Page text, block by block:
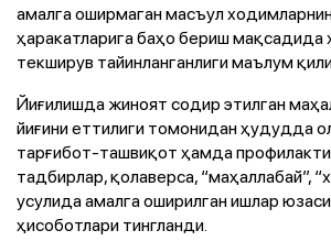
амалга оширмаган масъул
ҳаракатларига баҳо бериш мақсадида
текширув тайинланганлиги маълум
Йиғилишда жиноят содир этилган
йиғини еттилиги томонидан ҳудудда
тарғибот-ташвиқот ҳамда
тадбирлар, қолаверса, “маҳаллабай”,
усулида амалга оширилган ишлар
ҳисоботлари тингланди.